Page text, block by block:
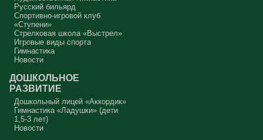
Русский бильярд
Спортивно-игровой клуб
«Ступени»
Стрелковая школа «Выстрел»
Игровые виды спорта
Гимнастика
Новости
ДОШКОЛЬНОЕ
РАЗВИТИЕ
Дошкольный лицей «Аккордик»
Гимнастика «Ладушки» (дети
1,5-3 лет)
Новости